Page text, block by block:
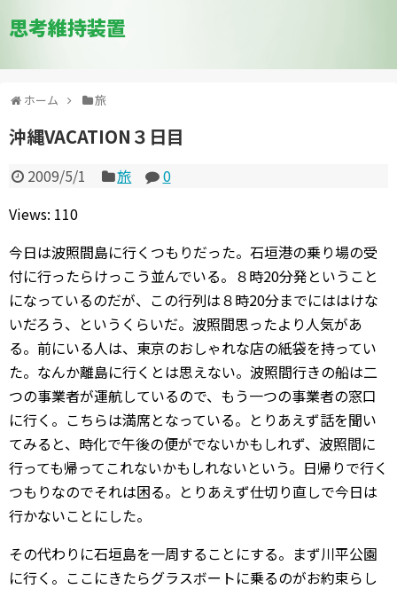
思考維持装置
ホーム 旅
沖縄VACATION３日目
2009/5/1 旅
0
Views: 110
今日は波照間島に行くつもりだった。石垣港の乗り場の受
付に行ったらけっこう並んでいる。８時20分発ということ
になっているのだが、この行列は８時20分までにははけな
いだろう、というくらいだ。波照間思ったより人気があ
る。前にいる人は、東京のおしゃれな店の紙袋を持ってい
た。なんか離島に行くとは思えない。波照間行きの船は二
つの事業者が運航しているので、もう一つの事業者の窓口
に行く。こちらは満席となっている。とりあえず話を聞い
てみると、時化で午後の便がでないかもしれず、波照間に
行っても帰ってこれないかもしれないという。日帰りで行く
つもりなのでそれは困る。とりあえず仕切り直しで今日は
行かないことにした。
その代わりに石垣島を一周することにする。まず川平公園
に行く。ここにきたらグラスボートに乗るのがお約束らし